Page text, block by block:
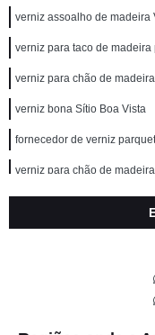
verniz assoalho de madeira
verniz para taco de
verniz para chão de
verniz bona Sítio Boa Vista
fornecedor de verniz
verniz para chão de
verniz para taco Tanque
fornecedor de verniz